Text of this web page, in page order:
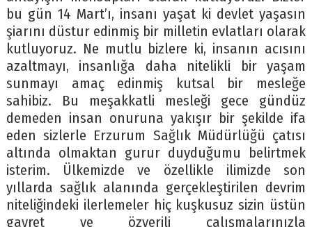
bu gün 14 Mart’ı, insanı yaşat ki devlet yaşasın
şiarını düstur edinmiş bir milletin evlatları olarak
kutluyoruz. Ne mutlu bizlere ki, insanın acısını
azaltmayı, insanlığa daha nitelikli bir yaşam
sunmayı amaç edinmiş kutsal bir mesleğe
sahibiz. Bu meşakkatli mesleği gece gündüz
demeden insan onuruna yakışır bir şekilde ifa
eden sizlerle Erzurum Sağlık Müdürlüğü çatısı
altında olmaktan gurur duyduğumu belirtmek
isterim. Ülkemizde ve özellikle ilimizde son
yıllarda sağlık alanında gerçekleştirilen devrim
niteliğindeki ilerlemeler hiç kuşkusuz sizin üstün
gayret ve özverili çalışmalarınızla